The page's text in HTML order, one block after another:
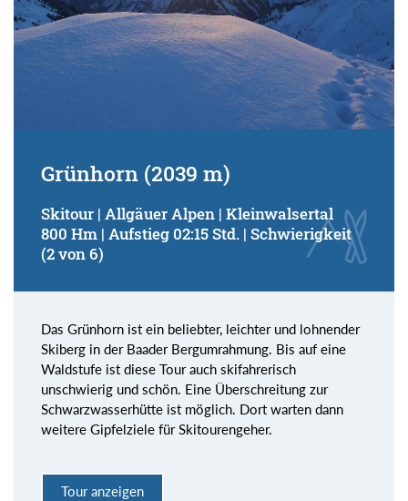
Grünhorn (2039 m)
Skitour | Allgäuer Alpen | Kleinwalsertal
800 Hm | Aufstieg 02:15 Std. | Schwierigkeit
(2 von 6)
Das Grünhorn ist ein beliebter, leichter und lohnender
Skiberg in der Baader Bergumrahmung. Bis auf eine
Waldstufe ist diese Tour auch skifahrerisch
unschwierig und schön. Eine Überschreitung zur
Schwarzwasserhütte ist möglich. Dort warten dann
weitere Gipfelziele für Skitourengeher.
Tour anzeigen